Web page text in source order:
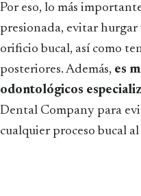
Por eso, lo más
presionada, evitar
orificio bucal, así como
posteriores. Además, es
odontológicos
Dental Company para
cualquier proceso bucal